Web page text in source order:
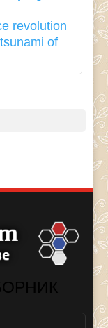
revolution
of